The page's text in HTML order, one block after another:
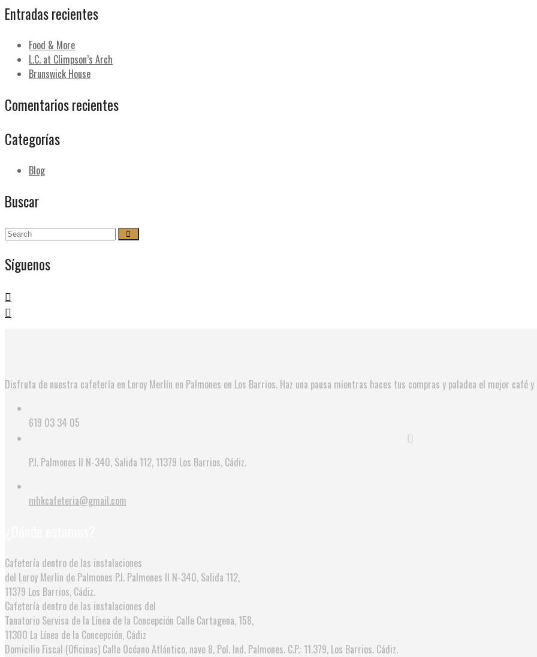
Entradas recientes
Food & More
L.C. at Climpson’s Arch
Brunswick House
Comentarios recientes
Categorías
Blog
Buscar
Síguenos
Disfruta de nuestra cafetería en Leroy Merlín en Palmones en Los Barrios. Haz una pausa mientras haces tus compras y paladea el mejor café
619 03 34 05
P.I. Palmones II N-340, Salida 112, 11379 Los Barrios, Cádiz.
mhkcafeteria@gmail.com
Cafetería dentro de las instalaciones
del Leroy Merlin de Palmones P.I. Palmones II N-340, Salida 112,
11379 Los Barrios, Cádiz.
Cafetería dentro de las instalaciones del
Tanatorio Servisa de la Línea de la Concepción Calle Cartagena, 158,
11300 La Línea de la Concepción, Cádiz
Domicilio Fiscal (Oficinas) Calle Océano Atlántico, nave 8, Pol. Ind. Palmones. C.P.: 11.379, Los Barrios. Cádiz.